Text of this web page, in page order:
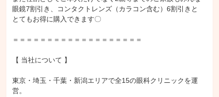
眼鏡7割引き、コンタクトレンズ（カラコン含む）6割引きと
とてもお得に購入できます〇
＝＝＝＝＝＝＝＝＝＝＝＝＝＝＝＝＝＝＝
【 当社について 】
東京・埼玉・千葉・新潟エリアで全15の眼科クリニックを運
営。